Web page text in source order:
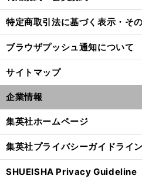
特定商取引法に基づく表示・そ
ブラウザプッシュ通知について
サイトマップ
企業情報
集英社ホームページ
集英社プライバシーガイドライン
SHUEISHA Privacy Guideline